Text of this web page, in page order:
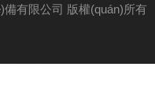
備有限公司 版權(quán)所